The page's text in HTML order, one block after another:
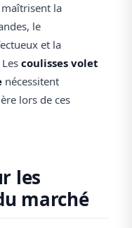
la
le
et la
coulisses volet
nécessitent
lors de ces
les
marché